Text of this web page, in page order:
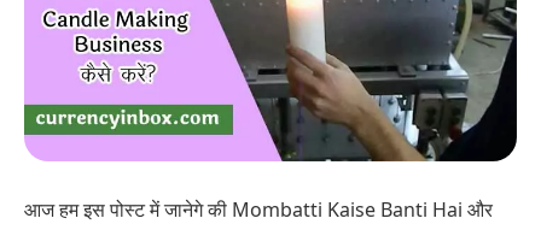
आज हम इस पोस्ट में जानेगे की Mombatti Kaise Banti Hai और